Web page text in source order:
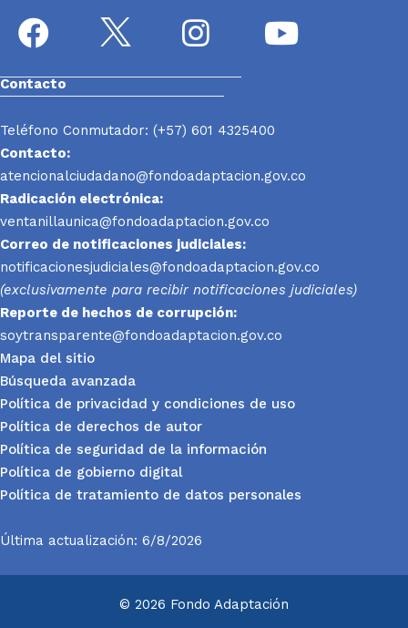
Contacto
Teléfono Conmutador: (+57) 601 4325400
Contacto:
atencionalciudadano@fondoadaptacion.gov.co
Radicación electrónica:
ventanillaunica@fondoadaptacion.gov.co
Correo de notificaciones judiciales:
notificacionesjudiciales@fondoadaptacion.gov.co
(exclusivamente para recibir notificaciones judiciales)
Reporte de hechos de corrupción:
soytransparente@fondoadaptacion.gov.co
Mapa del sitio
Búsqueda avanzada
Política de privacidad y condiciones de uso
Política de derechos de autor
Política de seguridad de la información
Política de gobierno digital
Política de tratamiento de datos personales
Última actualización: 6/8/2026
© 2026 Fondo Adaptación